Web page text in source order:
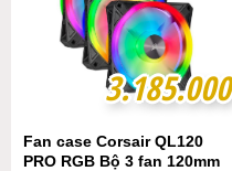
3.185.000
3.185.000
Fan case Corsair QL120
PRO RGB Bộ 3 fan 120mm